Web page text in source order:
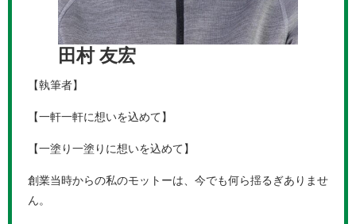
田村 友宏
【執筆者】
【一軒一軒に想いを込めて】
【一塗り一塗りに想いを込めて】
創業当時からの私のモットーは、今でも何ら揺るぎありませ
ん。